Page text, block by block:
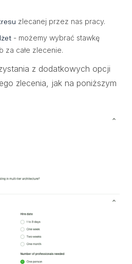
zlecanej przez nas pracy.
- możemy wybrać stawkę
za całe zlecenie.
z dodatkowych opcji
zlecenia, jak na poniższym